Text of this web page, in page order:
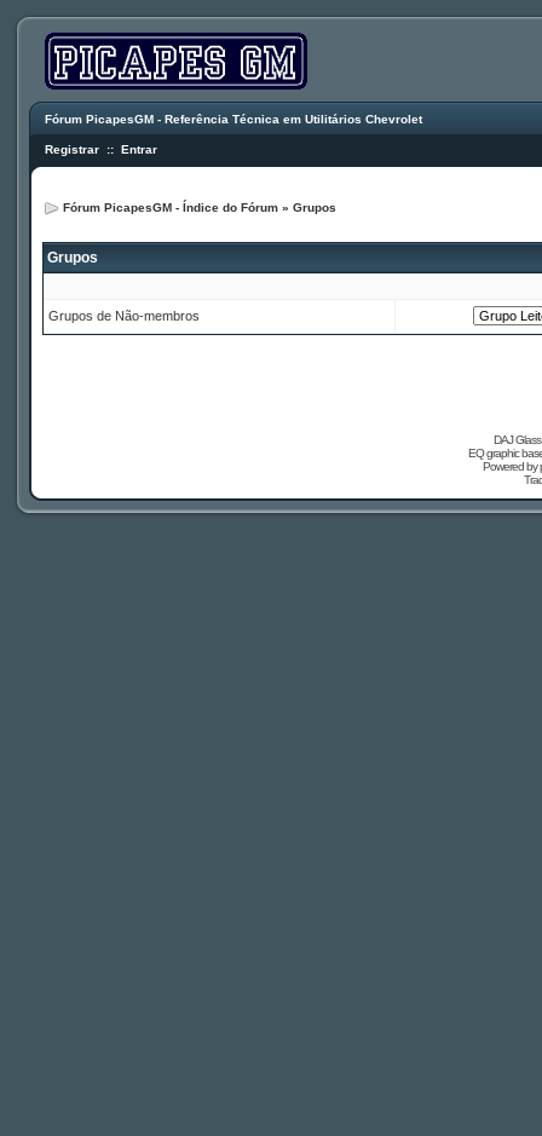
Fórum PicapesGM - Referência Técnica em Utilitários Chevrolet
Registrar :: Entrar
Fórum PicapesGM - Índice do Fórum » Grupos
Grupos
Grupos de Não-membros
DAJ
EQ graphic
Powered by